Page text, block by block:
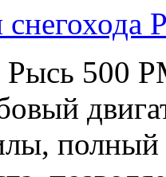
снегохода
Рысь 500
полный